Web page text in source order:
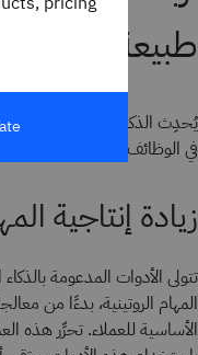
طبيعة العمل
يُحدِث الذكاء الاصطناعي تغييرًا
في الوظائف. وفيما يلي أربعة
زيادة إنتاجية
تتولى الأدوات المدعومة
المهام الروتينية، بدءًا من
الأساسية للعملاء. تحرِّر هذه